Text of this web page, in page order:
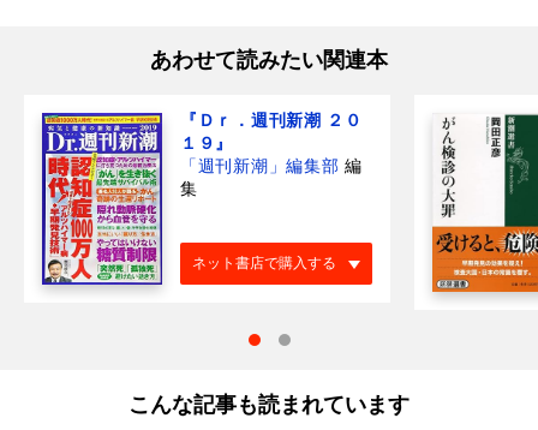
あわせて読みたい関連本
『Ｄｒ．週刊新潮 ２０
１９』
「週刊新潮」編集部 編
集
ネット書店で購入する
こんな記事も読まれています